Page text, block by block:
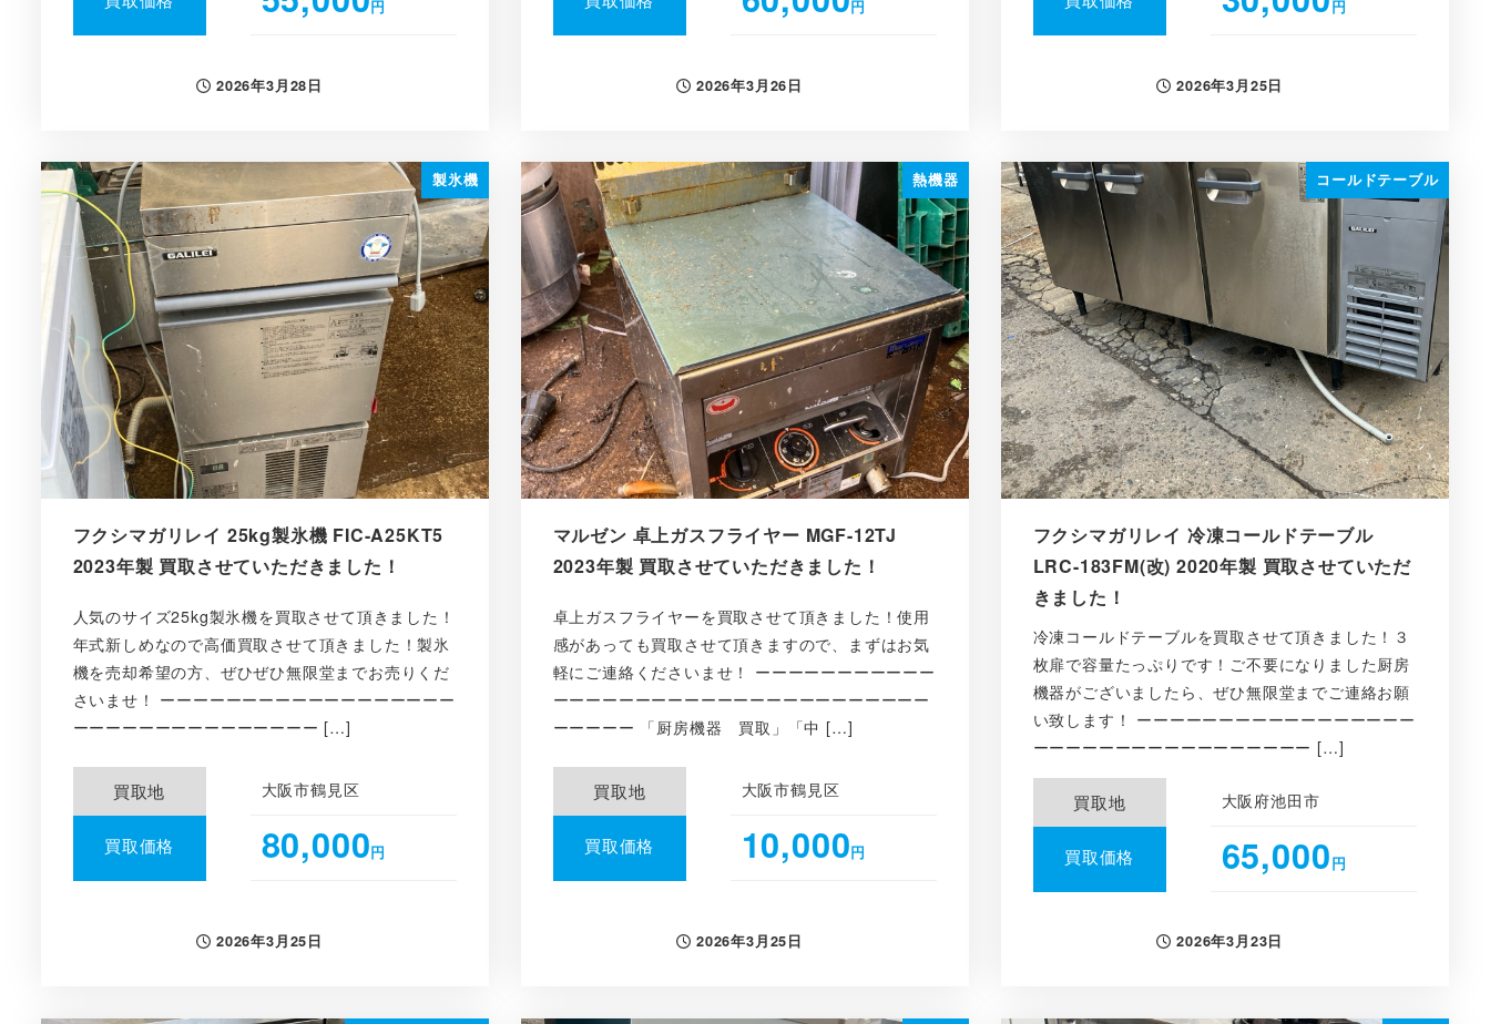
円
投稿日
2026年3月28日
円
投稿日
2026年3月26日
円
投稿日
2026年3月25日
製氷機
フクシマガリレイ 25kg製氷機 FIC-A25KT5
2023年製 買取させていただきました！
人気のサイズ25kg製氷機を買取させて頂きました！
年式新しめなので高価買取させて頂きました！製氷
機を売却希望の方、ぜひぜひ無限堂までお売りくだ
さいませ！ ーーーーーーーーーーーーーーーーーー
ーーーーーーーーーーーーーーー […]
買取地 大阪市鶴見区
買取価格 80,000円
投稿日
2026年3月25日
熱機器
マルゼン 卓上ガスフライヤー MGF-12TJ
2023年製 買取させていただきました！
卓上ガスフライヤーを買取させて頂きました！使用
感があっても買取させて頂きますので、まずはお気
軽にご連絡くださいませ！ ーーーーーーーーーーー
ーーーーーーーーーーーーーーーーーーーーーーー
ーーーーー 「厨房機器 買取」「中 […]
買取地 大阪市鶴見区
買取価格 10,000円
投稿日
2026年3月25日
コールドテーブル
フクシマガリレイ 冷凍コールドテーブル
LRC-183FM(改) 2020年製 買取させていただ
きました！
冷凍コールドテーブルを買取させて頂きました！３
枚扉で容量たっぷりです！ご不要になりました厨房
機器がございましたら、ぜひ無限堂までご連絡お願
い致します！ ーーーーーーーーーーーーーーーーー
ーーーーーーーーーーーーーーーーー […]
買取地 大阪府池田市
買取価格 65,000円
投稿日
2026年3月23日